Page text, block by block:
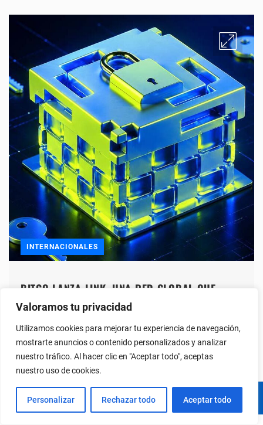
Valoramos tu privacidad
Utilizamos cookies para mejorar tu experiencia de navegación,
mostrarte anuncios o contenido personalizados y analizar
nuestro tráfico. Al hacer clic en "Aceptar todo", aceptas
nuestro uso de cookies.
Personalizar Rechazar todo Aceptar todo
INTERNACIONALES
BITGO LANZA LINK, UNA RED GLOBAL QUE
PERMITE A LAS INSTITUCIONES MOVER CAPITAL
SIN FRONTERAS